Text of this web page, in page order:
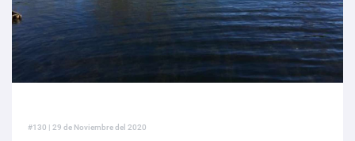
#130 | 29 de Noviembre del 2020